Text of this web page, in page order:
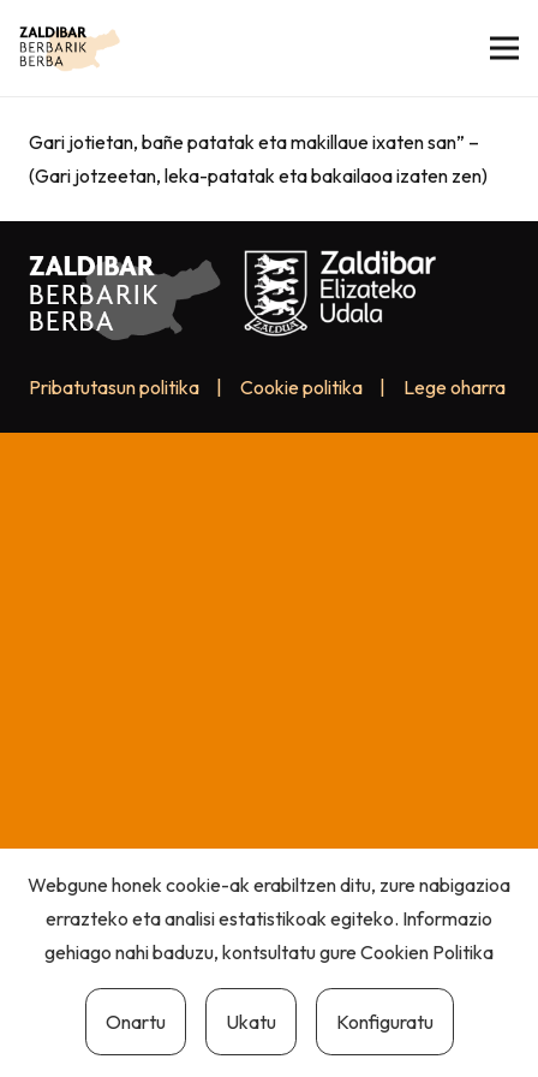
Gari jotietan, bañe patatak eta makillaue ixaten san” –
(Gari jotzeetan, leka-patatak eta bakailaoa izaten zen)
Pribatutasun politika Cookie politika Lege oharra
Webgune honek cookie-ak erabiltzen ditu, zure nabigazioa
errazteko eta analisi estatistikoak egiteko. Informazio
gehiago nahi baduzu, kontsultatu gureCookien Politika
Onartu Ukatu Konfiguratu